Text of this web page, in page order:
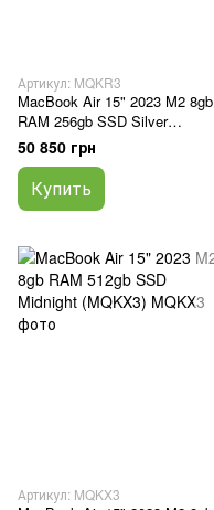
Артикул: MQKR3
MacBook Air 15" 2023 M2 8gb
RAM 256gb SSD Silver
(MQKR3)
50 850 грн
Купить
Артикул: MQKX3